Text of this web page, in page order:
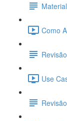
Como
Use